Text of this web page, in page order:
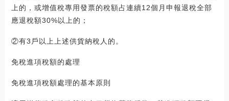
上的，或增值稅專用發票的稅額占連續12個月申報退稅全部
應退稅額30%以上的；
②有3戶以上上述供貨納稅人的。
免稅進項稅額的處理
免稅進項稅額處理的基本原則